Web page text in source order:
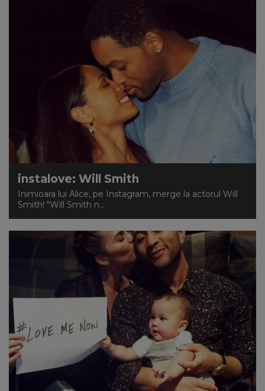
instalove: Will Smith
Inimioara lui Alice, pe Instagram, merge la actorul Will
Smith! "Will Smith n...